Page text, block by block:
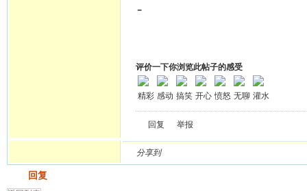
-
评价一下你浏览此帖子的感受
精彩 感动 搞笑 开心 愤怒 无聊 灌水
回复 举报
分享到
回复